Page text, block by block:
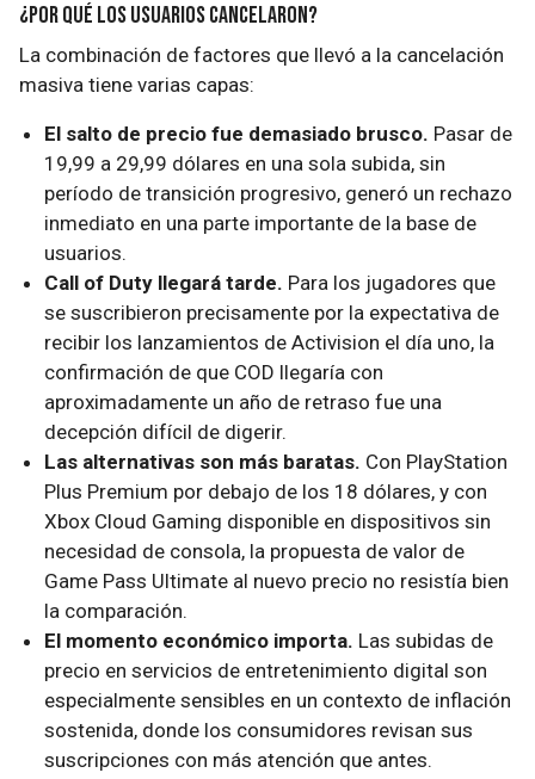
¿Por qué los usuarios cancelaron?
La combinación de factores que llevó a la cancelación
masiva tiene varias capas:
El salto de precio fue demasiado brusco. Pasar de
19,99 a 29,99 dólares en una sola subida, sin
período de transición progresivo, generó un rechazo
inmediato en una parte importante de la base de
usuarios.
Call of Duty llegará tarde. Para los jugadores que
se suscribieron precisamente por la expectativa de
recibir los lanzamientos de Activision el día uno, la
confirmación de que COD llegaría con
aproximadamente un año de retraso fue una
decepción difícil de digerir.
Las alternativas son más baratas. Con PlayStation
Plus Premium por debajo de los 18 dólares, y con
Xbox Cloud Gaming disponible en dispositivos sin
necesidad de consola, la propuesta de valor de
Game Pass Ultimate al nuevo precio no resistía bien
la comparación.
El momento económico importa. Las subidas de
precio en servicios de entretenimiento digital son
especialmente sensibles en un contexto de inflación
sostenida, donde los consumidores revisan sus
suscripciones con más atención que antes.